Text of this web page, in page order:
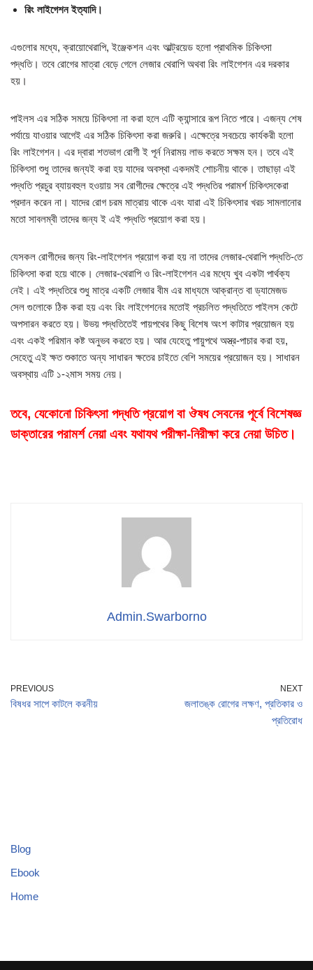
রিং লাইগেশন ইত্যাদি।
এগুলোর মধ্যে, ক্রায়োথেরাপি, ইঞ্জেকশন এবং আল্ট্রয়েড হলো প্রাথমিক চিকিৎসা
পদ্ধতি। তবে রোগের মাত্রা বেড়ে গেলে লেজার থেরাপি অথবা রিং লাইগেশন এর দরকার
হয়।
পাইলস এর সঠিক সময়ে চিকিৎসা না করা হলে এটি ক্যান্সারে রূপ নিতে পারে। এজন্য শেষ
পর্যায়ে যাওয়ার আগেই এর সঠিক চিকিৎসা করা জরুরি। এক্ষেত্রে সবচেয়ে কার্যকরী হলো
রিং লাইগেশন। এর দ্বারা শতভাগ রোগী ই পূর্ন নিরাময় লাভ করতে সক্ষম হন। তবে এই
চিকিৎসা শুধু তাদের জন্যই করা হয় যাদের অবস্থা একদমই শোচনীয় থাকে। তাছাড়া এই
পদ্ধতি প্রচুর ব্যায়বহুল হওয়ায় সব রোগীদের ক্ষেত্রে এই পদ্ধতির পরামর্শ চিকিৎসকেরা
প্রদান করেন না। যাদের রোগ চরম মাত্রায় থাকে এবং যারা এই চিকিৎসার খরচ সামলানোর
মতো সাবলম্বী তাদের জন্য ই এই পদ্ধতি প্রয়োগ করা হয়।
যেসকল রোগীদের জন্য রিং-লাইগেশন প্রয়োগ করা হয় না তাদের লেজার-থেরাপি পদ্ধতি-তে
চিকিৎসা করা হয়ে থাকে। লেজার-থেরাপি ও রিং-লাইগেশন এর মধ্যে খুব একটা পার্থক্য
নেই। এই পদ্ধতিরে শুধু মাত্র একটি লেজার বীম এর মাধ্যমে আক্রান্ত বা ড্যামেজড
সেল গুলোকে ঠিক করা হয় এবং রিং লাইগেশনের মতোই প্রচলিত পদ্ধতিতে পাইলস কেটে
অপসারন করতে হয়। উভয় পদ্ধতিতেই পায়পথের কিছু বিশেষ অংশ কাটার প্রয়োজন হয়
এবং একই পরিমান কষ্ট অনুভব করতে হয়। আর যেহেতু পায়ুপথে অস্ত্র-পাচার করা হয়,
সেহেতু এই ক্ষত শুকাতে অন্য সাধারন ক্ষতের চাইতে বেশি সময়ের প্রয়োজন হয়। সাধারন
অবস্থায় এটি ১-২মাস সময় নেয়।
তবে, যেকোনো চিকিৎসা পদ্ধতি প্রয়োগ বা ঔষধ সেবনের পূর্বে বিশেষজ্ঞ
ডাক্তারের পরামর্শ নেয়া এবং যথাযথ পরীক্ষা-নিরীক্ষা করে নেয়া উচিত।
Admin.Swarborno
PREVIOUS
বিষধর সাপে কাটলে করনীয়
NEXT
জলাতঙ্ক রোগের লক্ষণ, প্রতিকার ও
প্রতিরোধ
Blog
Ebook
Home